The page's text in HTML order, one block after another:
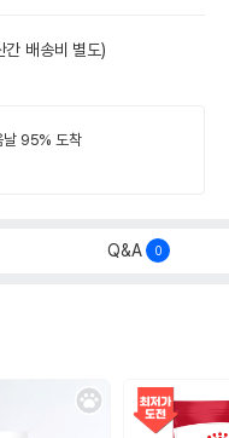
간 배송비 별도)
날 95% 도착
Q&A 0